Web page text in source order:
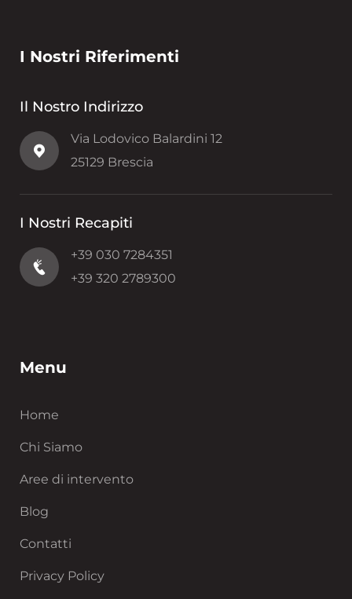
I Nostri Riferimenti
Il Nostro Indirizzo
Via Lodovico Balardini 12
25129 Brescia
I Nostri Recapiti
+39 030 7284351
+39 320 2789300
Menu
Home
Chi Siamo
Aree di intervento
Blog
Contatti
Privacy Policy